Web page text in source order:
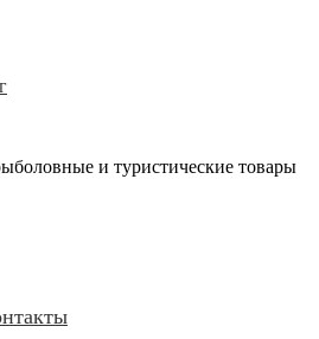
и туристические товары